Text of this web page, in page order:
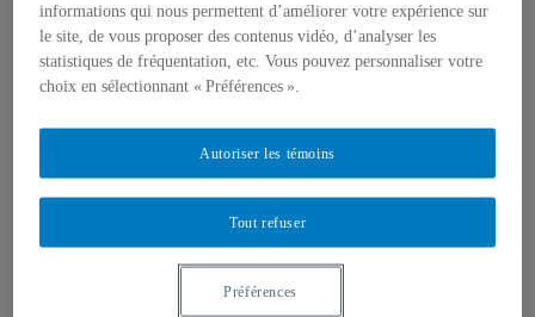
Activités
Colloque international CRISES
Perspectives et dialogue
Vidéos et baladodiffusions
informations qui nous permettent d’améliorer votre expérience sur
le site, de vous proposer des contenus vidéo, d’analyser les
statistiques de fréquentation, etc. Vous pouvez personnaliser votre
choix en sélectionnant « Préférences ».
Tout refuser
Autoriser les témoins
Préférences